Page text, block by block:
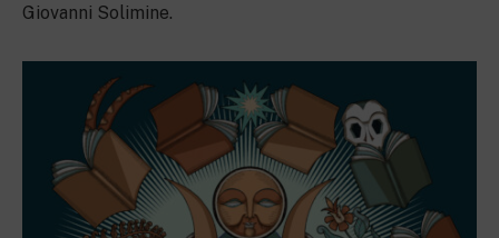
Giovanni Solimine.